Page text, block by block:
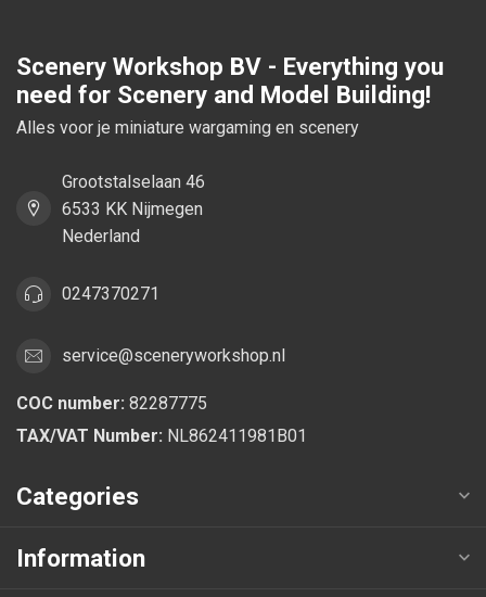
Scenery Workshop BV - Everything you
need for Scenery and Model Building!
Alles voor je miniature wargaming en scenery
Grootstalselaan 46
6533 KK Nijmegen
Nederland
0247370271
service@sceneryworkshop.nl
COC number: 82287775
TAX/VAT Number: NL862411981B01
Categories
Information